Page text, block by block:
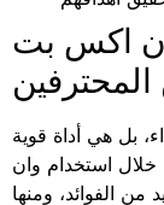
اكس بت
المحترفين
بل هي أداة قوية
خلال استخدام وان